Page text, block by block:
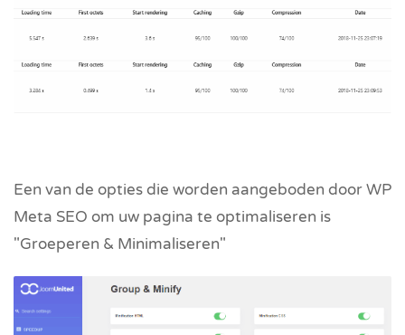
Een van de opties die worden aangeboden door WP
Meta SEO om uw pagina te optimaliseren is
"Groeperen & Minimaliseren"